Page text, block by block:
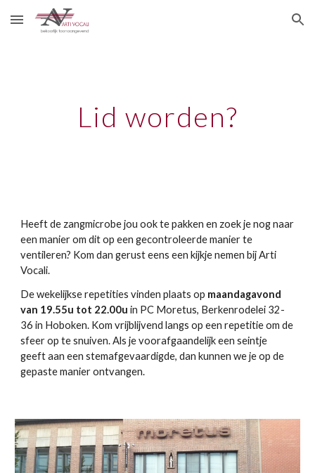
Skip to main content Skip to navigation
Lid worden?
Heeft de zangmicrobe jou ook te pakken en zoek je nog naar
een manier om dit op een gecontroleerde manier te
ventileren? Kom dan gerust eens een kijkje nemen bij Arti
Vocali.
De wekelijkse repetities vinden plaats op maandagavond
van 19.55u tot 22.00u in PC Moretus, Berkenrodelei 32-
36 in Hoboken. Kom vrijblijvend langs op een repetitie om de
sfeer op te snuiven. Als je voorafgaandelijk een seintje
geeft aan een stemafgevaardigde, dan kunnen we je op de
gepaste manier ontvangen.